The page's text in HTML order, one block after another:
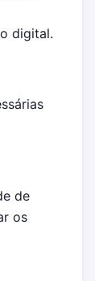
digital.
de
os